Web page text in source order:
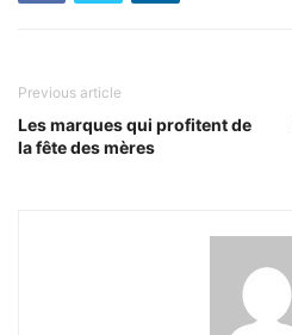
Previous article
Les marques qui profitent de
la fête des mères